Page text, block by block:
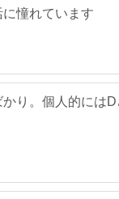
憧れています
り。個人的には